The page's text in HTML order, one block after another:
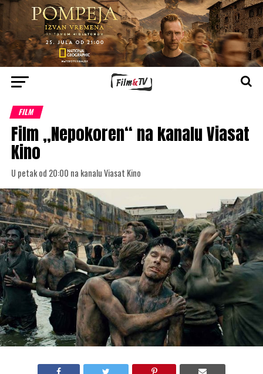
FILM
Film „Nepokoren“ na kanalu Viasat
Kino
U petak od 20:00 na kanalu Viasat Kino